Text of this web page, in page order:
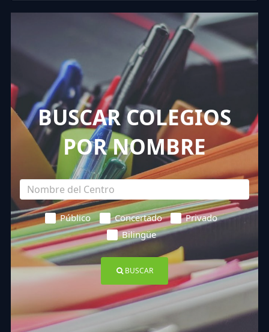
BUSCAR COLEGIOS
POR NOMBRE
Público Concertado
Privado
Bilingüe
BUSCAR